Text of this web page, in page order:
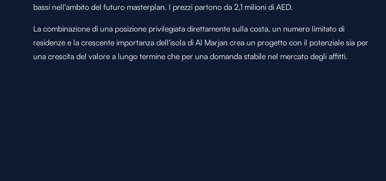
bassi nell'ambito del futuro masterplan. I prezzi partono da 2,1 milioni di AED.
La combinazione di una posizione privilegiata direttamente sulla costa, un numero limitato di
residenze e la crescente importanza dell'isola di Al Marjan crea un progetto con il potenziale sia per
una crescita del valore a lungo termine che per una domanda stabile nel mercato degli affitti.